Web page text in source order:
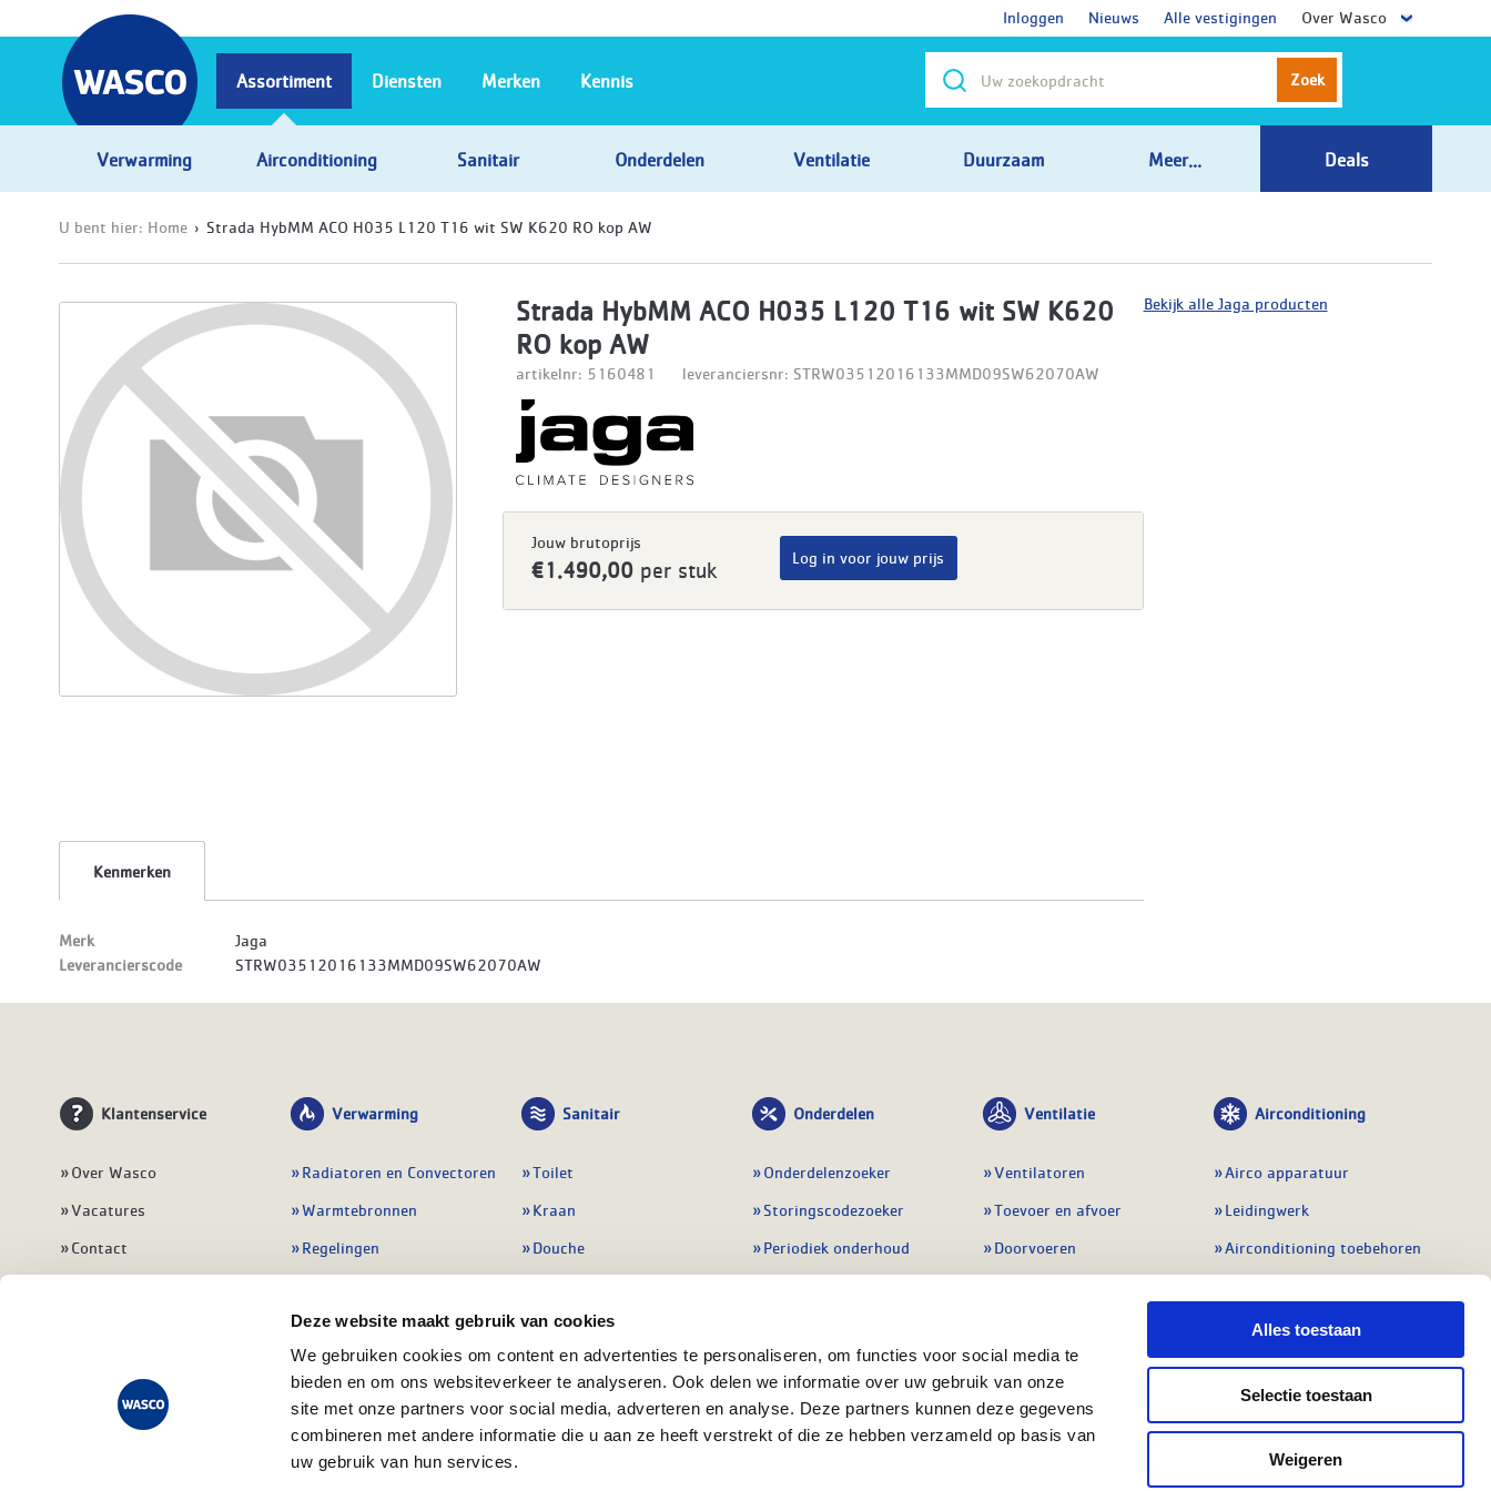
Deze website maakt gebruik van cookies
We gebruiken cookies om content en advertenties te personaliseren, om functies voor social media te
bieden en om ons websiteverkeer te analyseren. Ook delen we informatie over uw gebruik van onze
site met onze partners voor social media, adverteren en analyse. Deze partners kunnen deze gegevens
combineren met andere informatie die u aan ze heeft verstrekt of die ze hebben verzameld op basis van
uw gebruik van hun services.
Alles toestaan
Selectie toestaan
Weigeren
Inloggen Nieuws Alle vestigingen Over Wasco
Zoek
Assortiment
Verwarming Airconditioning Sanitair Onderdelen Ventilatie Duurzaam Meer... Deals
Diensten Merken Kennis
U bent hier: Home Strada HybMM ACO H035 L120 T16 wit SW K620 RO kop AW
Strada HybMM ACO H035 L120 T16 wit SW K620
RO kop AW
artikelnr: 5160481 leveranciersnr: STRW03512016133MMD09SW62070AW
Jouw brutoprijs
€1.490,00 per stuk
Log in voor jouw prijs
Kenmerken
Merk
Jaga
Leverancierscode
STRW03512016133MMD09SW62070AW
Bekijk alle Jaga producten
Klantenservice
Over Wasco
Vacatures
Contact
Veelgestelde vragen
Verwarming
Radiatoren en Convectoren
Warmtebronnen
Regelingen
Leidingwerk
Warmwatertoestellen
Alle verwarming
Sanitair
Toilet
Kraan
Douche
Badmeubel
Afvoeren
Alle sanitair
Onderdelen
Onderdelenzoeker
Storingscodezoeker
Periodiek onderhoud
Preventie & detectie
Alle onderdelen
Ventilatie
Ventilatoren
Toevoer en afvoer
Doorvoeren
Regelingen
Airconditioning
Airco apparatuur
Leidingwerk
Airconditioning toebehoren
Regelapparatuur
Alle koeling